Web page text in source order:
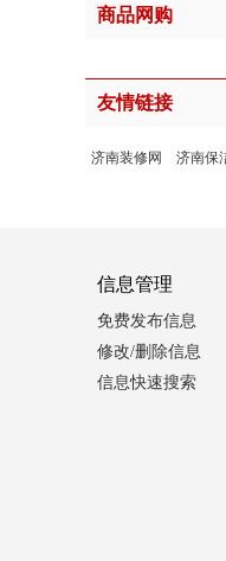
商品网购
友情链接
济南装修网 济南保
信息管理
免费发布信息
修改/删除信息
信息快速搜索